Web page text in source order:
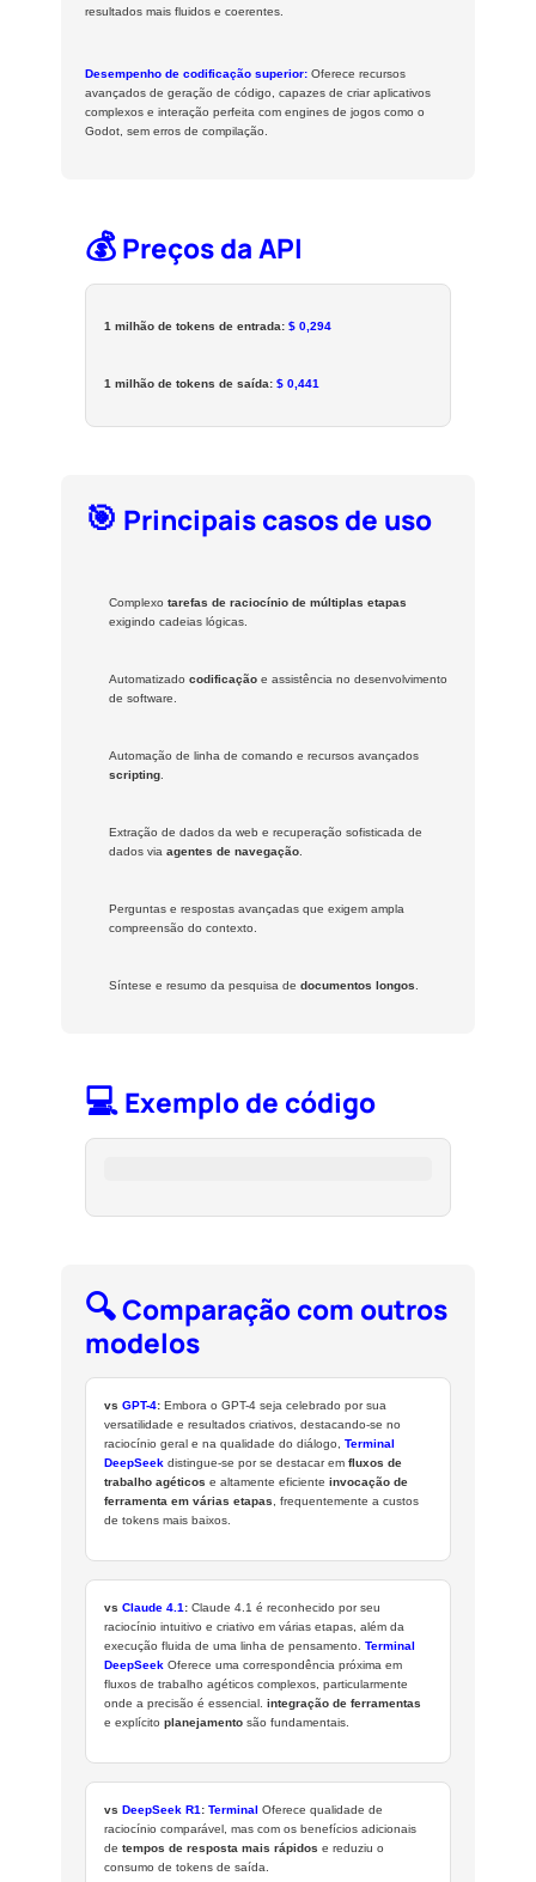
resultados mais fluidos e coerentes.
Desempenho de codificação superior: Oferece recursos
avançados de geração de código, capazes de criar aplicativos
complexos e interação perfeita com engines de jogos como o
Godot, sem erros de compilação.
💰Preços da API
1 milhão de tokens de entrada: $ 0,294
1 milhão de tokens de saída: $ 0,441
🎯 Principais casos de uso
Complexotarefas de raciocínio de múltiplas etapas
exigindo cadeias lógicas.
Automatizadocodificação e assistência no desenvolvimento
de software.
Automação de linha de comando e recursos avançados
scripting
Extração de dados da web e recuperação sofisticada de
dados viaagentes de navegação
Perguntas e respostas avançadas que exigem ampla
compreensão do contexto.
Síntese e resumo da pesquisa dedocumentos longos
💻Exemplo de código
🔍Comparação com outros
modelos
vsGPT-4: Embora o GPT-4 seja celebrado por sua
versatilidade e resultados criativos, destacando-se no
raciocínio geral e na qualidade do diálogo,Terminal
DeepSeek distingue-se por se destacar emfluxos de
trabalho agéticos e altamente eficienteinvocação de
ferramenta em várias etapas
, frequentemente a custos
de tokens mais baixos.
vsClaude 4.1 : Claude 4.1 é reconhecido por seu
raciocínio intuitivo e criativo em várias etapas, além da
execução fluida de uma linha de pensamento.Terminal
DeepSeek Oferece uma correspondência próxima em
fluxos de trabalho agéticos complexos, particularmente
onde a precisão é essencial.integração de ferramentas
e explícitoplanejamento são fundamentais.
vsDeepSeek R1 : Terminal Oferece qualidade de
raciocínio comparável, mas com os benefícios adicionais
detempos de resposta mais rápidos e reduziu o
consumo de tokens de saída.